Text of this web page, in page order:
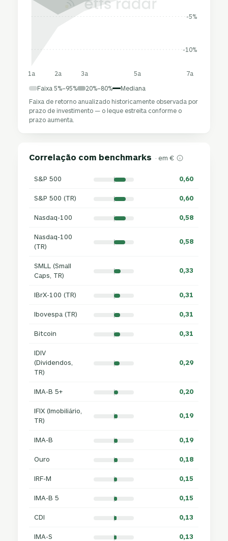
-10%
-5%
1a 2a 3a 5a 7a
Faixa 5%–95% 20%–80%
Mediana
Faixa de retorno anualizado historicamente observada por
prazo de investimento — o leque estreita conforme o
prazo aumenta.
Correlação com benchmarks · em €
S&P 500 0,60
S&P 500 (TR) 0,60
Nasdaq-100 0,58
Nasdaq-100
(TR)
0,58
SMLL (Small
Caps, TR)
0,33
IBrX-100 (TR) 0,31
Ibovespa (TR) 0,31
Bitcoin 0,31
IDIV
(Dividendos,
TR)
0,29
IMA-B 5+ 0,20
IFIX (Imobiliário,
TR)
0,19
IMA-B 0,19
Ouro 0,18
IRF-M 0,15
IMA-B 5 0,15
CDI 0,13
IMA-S 0,13